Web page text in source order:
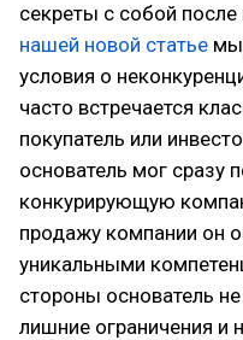
секреты с собой
нашей новой статье мы
условия о
часто встречается
покупатель или
основатель мог сразу
конкурирующую
продажу компании он
уникальными
стороны основатель
лишние ограничения и